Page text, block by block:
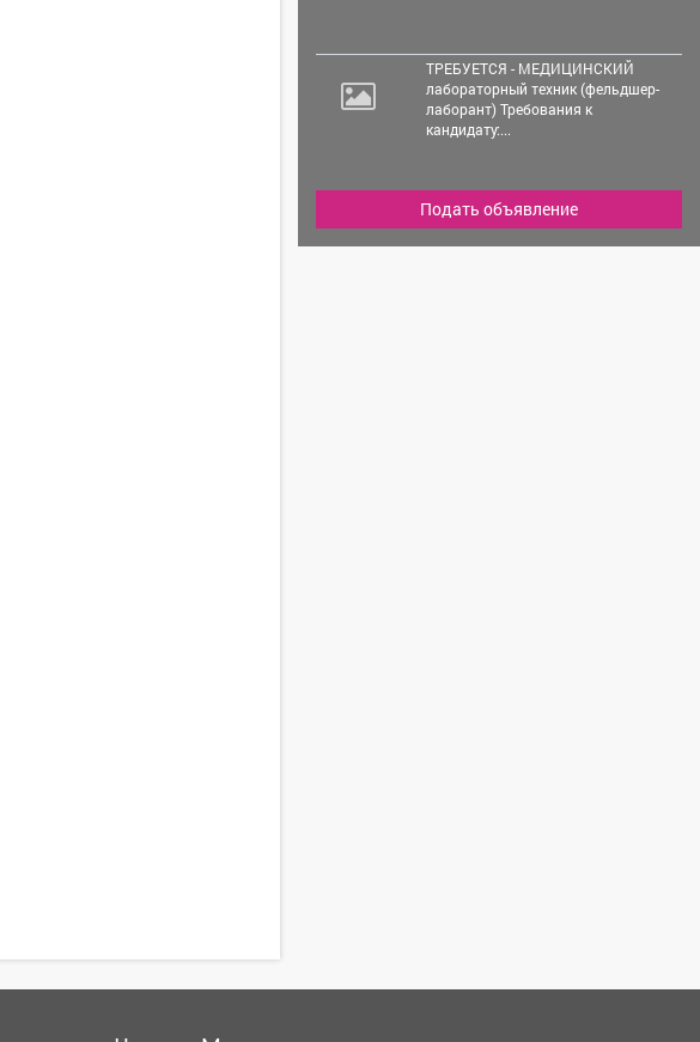
ТРЕБУЕТСЯ - МЕДИЦИНСКИЙ
лабораторный техник (фельдшер-
лаборант) Требования к
кандидату:...
Подать объявление